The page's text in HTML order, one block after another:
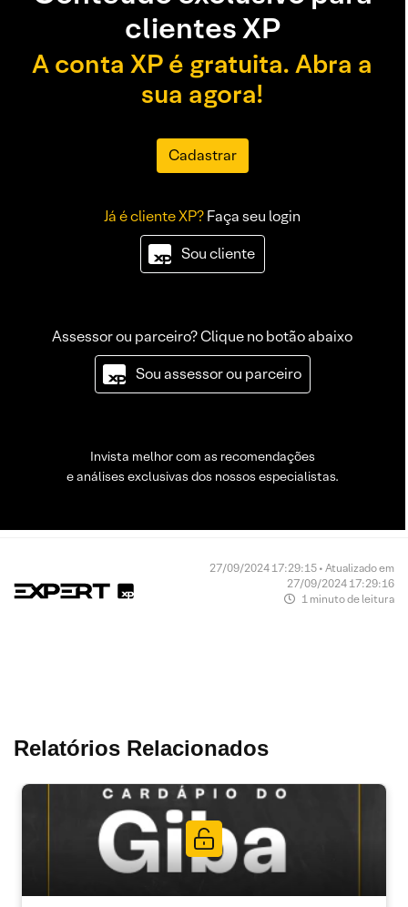
clientes XP
A conta XP é gratuita. Abra a
sua agora!
Cadastrar
Já é cliente XP?Faça seu login
Sou cliente
Assessor ou parceiro? Clique no botão abaixo
Sou assessor ou parceiro
Invista melhor com as recomendações
e análises exclusivas dos nossos especialistas.
27/09/2024 17:29:15 • Atualizado em
27/09/2024 17:29:16
1 minuto de leitura
Relatórios Relacionados